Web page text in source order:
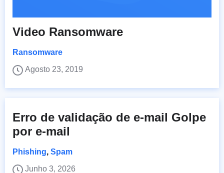
Video Ransomware
Ransomware
Agosto 23, 2019
Erro de validação de e-mail Golpe
por e-mail
Phishing, Spam
Junho 3, 2026